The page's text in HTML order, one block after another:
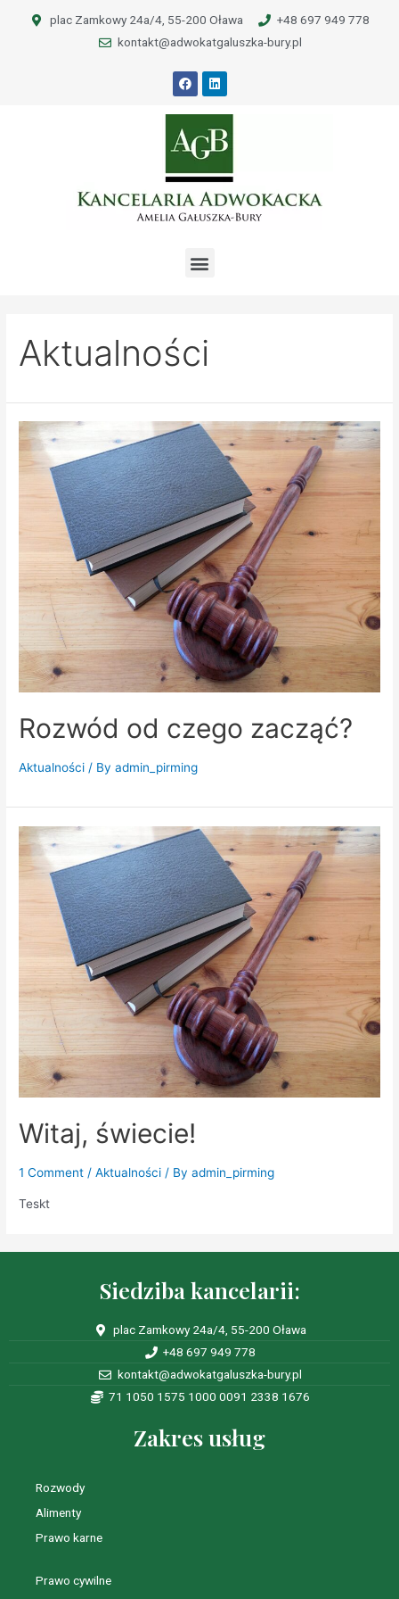
plac Zamkowy 24a/4, 55-200 Oława
+48 697 949 778​
kontakt@adwokatgaluszka-bury.pl
Aktualności
Rozwód od czego zacząć?
Aktualności / Byadmin_pirming
Witaj, świecie!
1 Comment /Aktualności / Byadmin_pirming
Teskt
Siedziba kancelarii:
plac Zamkowy 24a/4, 55-200 Oława
+48 697 949 778
kontakt@adwokatgaluszka-bury.pl
71 1050 1575 1000 0091 2338 1676
Zakres usług
Rozwody
Alimenty
Prawo karne
Prawo cywilne